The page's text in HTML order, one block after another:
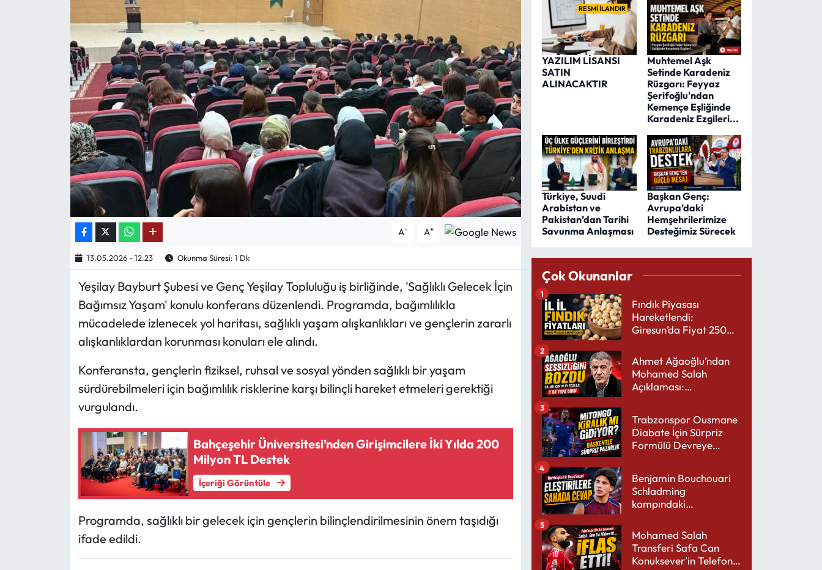
A- A+
13.05.2026 - 12:23 Okunma Süresi: 1 Dk
Yeşilay Bayburt Şubesi ve Genç Yeşilay Topluluğu iş birliğinde, 'Sağlıklı Gelecek İçin
Bağımsız Yaşam' konulu konferans düzenlendi. Programda, bağımlılıkla
mücadelede izlenecek yol haritası, sağlıklı yaşam alışkanlıkları ve gençlerin zararlı
alışkanlıklardan korunması konuları ele alındı.
Konferansta, gençlerin fiziksel, ruhsal ve sosyal yönden sağlıklı bir yaşam
sürdürebilmeleri için bağımlılık risklerine karşı bilinçli hareket etmeleri gerektiği
vurgulandı.
Bahçeşehir Üniversitesi’nden Girişimcilere İki Yılda 200
Milyon TL Destek
İçeriği Görüntüle
Programda, sağlıklı bir gelecek için gençlerin bilinçlendirilmesinin önem taşıdığı
ifade edildi.
RESMİ İLANDIR
YAZILIM LİSANSI
SATIN
ALINACAKTIR
Muhtemel Aşk
Setinde Karadeniz
Rüzgarı: Feyyaz
Şerifoğlu'ndan
Kemençe Eşliğinde
Karadeniz Ezgileri...
Türkiye, Suudi
Arabistan ve
Pakistan’dan Tarihi
Savunma Anlaşması
Başkan Genç:
Avrupa’daki
Hemşehrilerimize
Desteğimiz Sürecek
Çok Okunanlar
Fındık Piyasası
Hareketlendi:
Giresun’da Fiyat 250
1
Ahmet Ağaoğlu’ndan
Mohamed Salah
Açıklaması:
Yakışır
2
Trabzonspor Ousmane
Diabate İçin Sürpriz
Formülü Devreye
3
Benjamin Bouchouari
Schladming
kampındaki
4
Mohamed Salah
Transferi Safa Can
Konuksever’in Telefon
5
Mektup Galeri
Röportaj
Manşet
Köşe Yazıları
Karikatür Galeri
Spor Yazıları
Mektup Galeri